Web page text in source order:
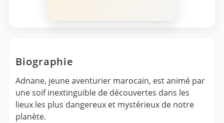
Biographie
Adnane, jeune aventurier marocain, est animé par
une soif inextinguible de découvertes dans les
lieux les plus dangereux et mystérieux de notre
planète.